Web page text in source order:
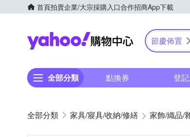
首頁拍賣企業/大宗採購入口合作招商App下載
Yahoo購物中心
節慶佈置
全部分類 點換券 登
家具/寢具/收納/修繕 家飾/織品/